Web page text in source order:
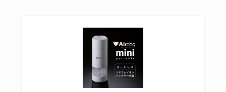
ミスド商品券はどこで買える？購
入方法・対象店舗・会員登録方法
などをチェック！